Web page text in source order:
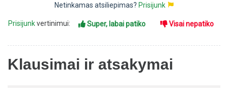
Netinkamas atsiliepimas? Prisijunk
Prisijunkvertinimui: Super, labai patiko Visai nepatiko
Klausimai ir atsakymai